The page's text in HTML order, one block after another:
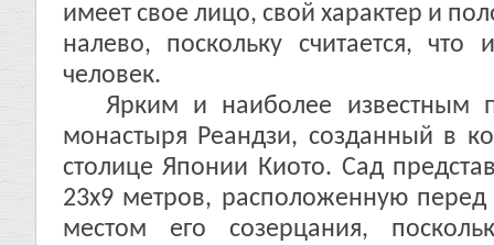
имеет свое лицо, свой характер и
налево, поскольку считается,
человек.
Ярким и наиболее известным
монастыря Реандзи, созданный в
столице Японии Киото. Сад
23х9 метров, расположенную
местом его созерцания,